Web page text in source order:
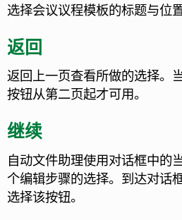
选择会议议程模板的标题与位置
返回
返回上一页查看所做的选择。
按钮从第二页起才可用。
继续
自动文件助理使用对话框中的
个编辑步骤的选择。到达对话
选择该按钮。